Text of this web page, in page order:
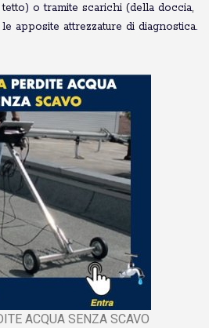
o tramite scarichi (della doccia,
apposite attrezzature di diagnostica.
ACQUA SENZA SCAVO